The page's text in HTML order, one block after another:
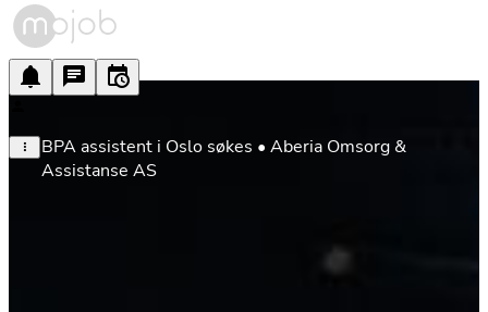
BPA assistent i Oslo søkes • Aberia Omsorg &
Assistanse AS